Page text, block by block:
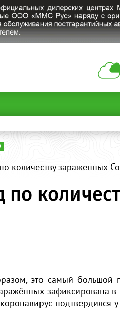
количеству заражённых
это самый большой
зафиксирована в
подтвердился